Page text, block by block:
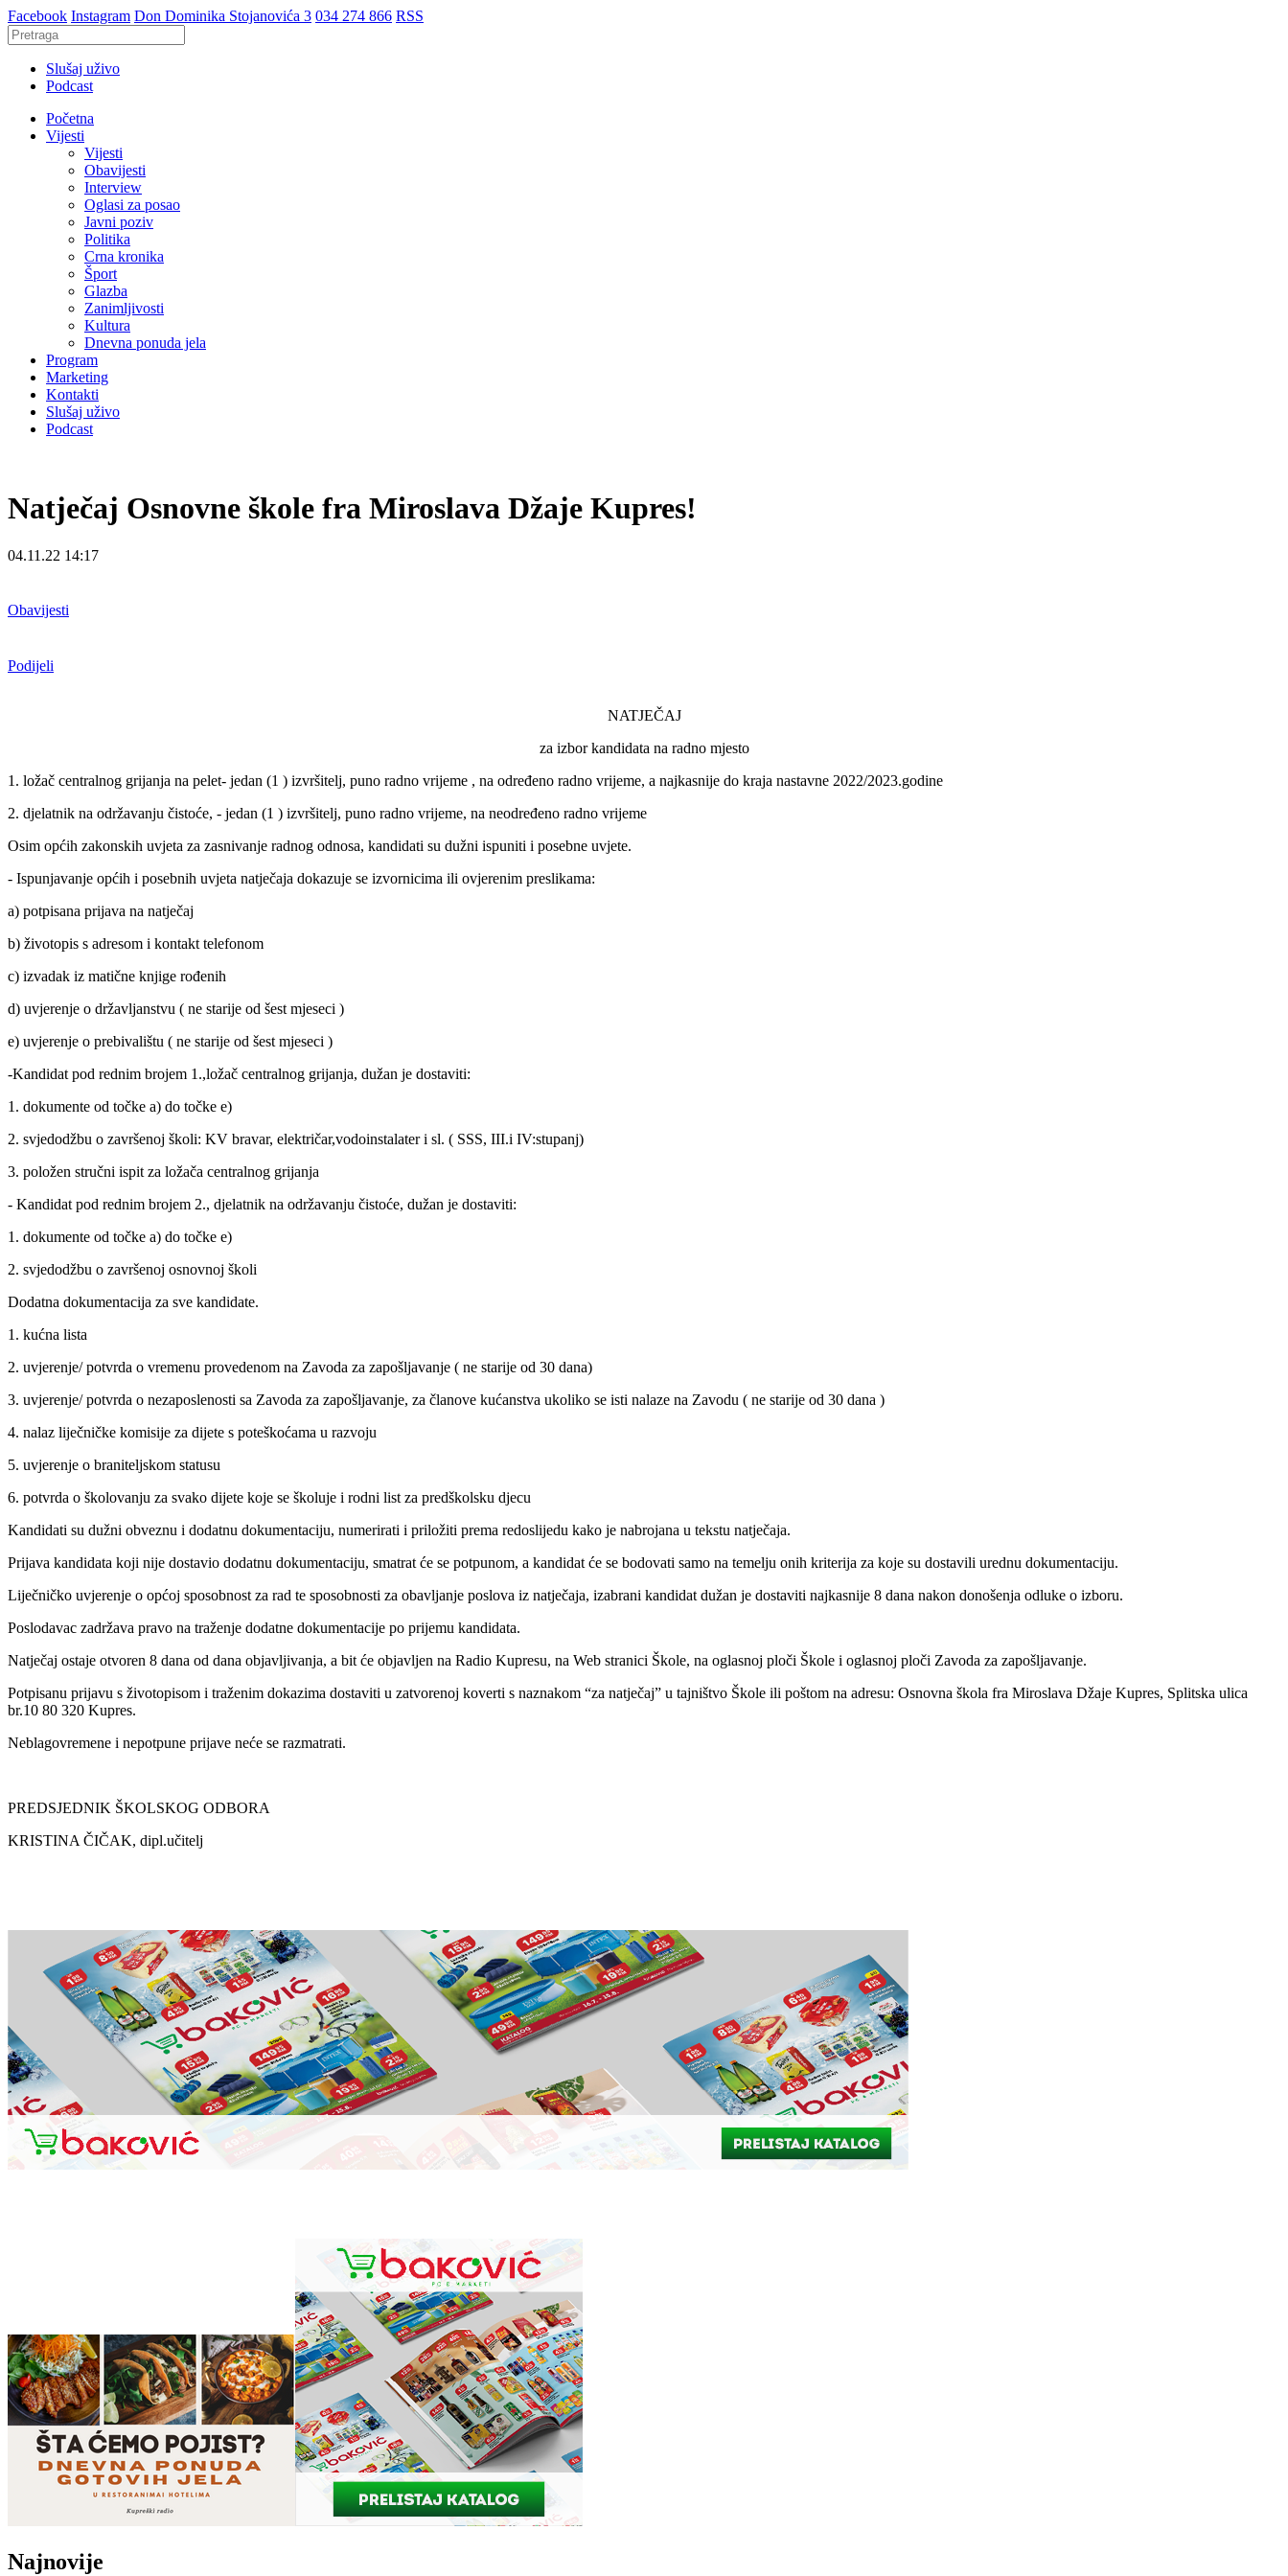
Facebook Instagram Don Dominika Stojanovića 3 034 274 866 RSS
Slušaj uživo
Podcast
Početna
Vijesti
Vijesti
Obavijesti
Interview
Oglasi za posao
Javni poziv
Politika
Crna kronika
Šport
Glazba
Zanimljivosti
Kultura
Dnevna ponuda jela
Program
Marketing
Kontakti
Slušaj uživo
Podcast
Natječaj Osnovne škole fra Miroslava Džaje Kupres!
04.11.22 14:17
Obavijesti
Podijeli
NATJEČAJ
za izbor kandidata na radno mjesto
1. ložač centralnog grijanja na pelet- jedan (1 ) izvršitelj, puno radno vrijeme , na određeno radno vrijeme, a najkasnije do kraja nastavne 2022/2023.godine
2. djelatnik na održavanju čistoće, - jedan (1 ) izvršitelj, puno radno vrijeme, na neodređeno radno vrijeme
Osim općih zakonskih uvjeta za zasnivanje radnog odnosa, kandidati su dužni ispuniti i posebne uvjete.
- Ispunjavanje općih i posebnih uvjeta natječaja dokazuje se izvornicima ili ovjerenim preslikama:
a) potpisana prijava na natječaj
b) životopis s adresom i kontakt telefonom
c) izvadak iz matične knjige rođenih
d) uvjerenje o državljanstvu ( ne starije od šest mjeseci )
e) uvjerenje o prebivalištu ( ne starije od šest mjeseci )
-Kandidat pod rednim brojem 1.,ložač centralnog grijanja, dužan je dostaviti:
1. dokumente od točke a) do točke e)
2. svjedodžbu o završenoj školi: KV bravar, električar,vodoinstalater i sl. ( SSS, III.i IV:stupanj)
3. položen stručni ispit za ložača centralnog grijanja
- Kandidat pod rednim brojem 2., djelatnik na održavanju čistoće, dužan je dostaviti:
1. dokumente od točke a) do točke e)
2. svjedodžbu o završenoj osnovnoj školi
Dodatna dokumentacija za sve kandidate.
1. kućna lista
2. uvjerenje/ potvrda o vremenu provedenom na Zavoda za zapošljavanje ( ne starije od 30 dana)
3. uvjerenje/ potvrda o nezaposlenosti sa Zavoda za zapošljavanje, za članove kućanstva ukoliko se isti nalaze na Zavodu ( ne starije od 30 dana )
4. nalaz liječničke komisije za dijete s poteškoćama u razvoju
5. uvjerenje o braniteljskom statusu
6. potvrda o školovanju za svako dijete koje se školuje i rodni list za predškolsku djecu
Kandidati su dužni obveznu i dodatnu dokumentaciju, numerirati i priložiti prema redoslijedu kako je nabrojana u tekstu natječaja.
Prijava kandidata koji nije dostavio dodatnu dokumentaciju, smatrat će se potpunom, a kandidat će se bodovati samo na temelju onih kriterija za koje su dostavili urednu dokumentaciju.
Liječničko uvjerenje o općoj sposobnost za rad te sposobnosti za obavljanje poslova iz natječaja, izabrani kandidat dužan je dostaviti najkasnije 8 dana nakon donošenja odluke o izboru.
Poslodavac zadržava pravo na traženje dodatne dokumentacije po prijemu kandidata.
Natječaj ostaje otvoren 8 dana od dana objavljivanja, a bit će objavljen na Radio Kupresu, na Web stranici Škole, na oglasnoj ploči Škole i oglasnoj ploči Zavoda za zapošljavanje.
Potpisanu prijavu s životopisom i traženim dokazima dostaviti u zatvorenoj koverti s naznakom “za natječaj” u tajništvo Škole ili poštom na adresu: Osnovna škola fra Miroslava Džaje Kupres, Splitska ulica
br.10 80 320 Kupres.
Neblagovremene i nepotpune prijave neće se razmatrati.
PREDSJEDNIK ŠKOLSKOG ODBORA
KRISTINA ČIČAK, dipl.učitelj
Najnovije